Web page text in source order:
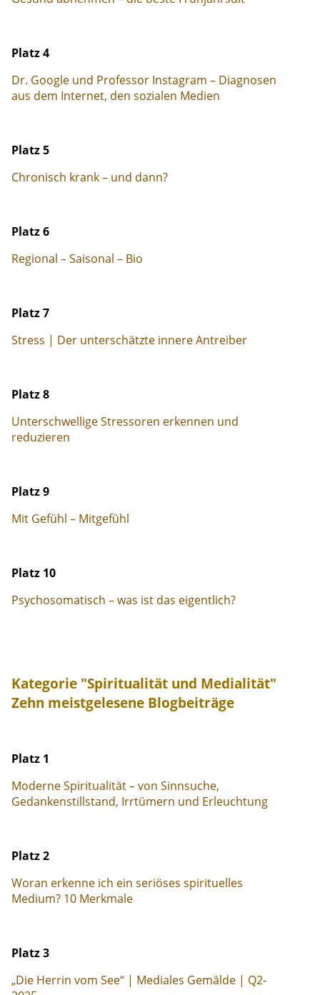
Platz 4
Dr. Google und Professor Instagram – Diagnosen
aus dem Internet, den sozialen Medien
Platz 5
Chronisch krank – und dann?
Platz 6
Regional – Saisonal – Bio
Platz 7
Stress | Der unterschätzte innere Antreiber
Platz 8
Unterschwellige Stressoren erkennen und
reduzieren
Platz 9
Mit Gefühl – Mitgefühl
Platz 10
Psychosomatisch – was ist das eigentlich?
Kategorie "Spiritualität und Medialität"
Zehn meistgelesene Blogbeiträge
Platz 1
Moderne Spiritualität – von Sinnsuche,
Gedankenstillstand, Irrtümern und Erleuchtung
Platz 2
Woran erkenne ich ein seriöses spirituelles
Medium? 10 Merkmale
Platz 3
„Die Herrin vom See“ | Mediales Gemälde | Q2-